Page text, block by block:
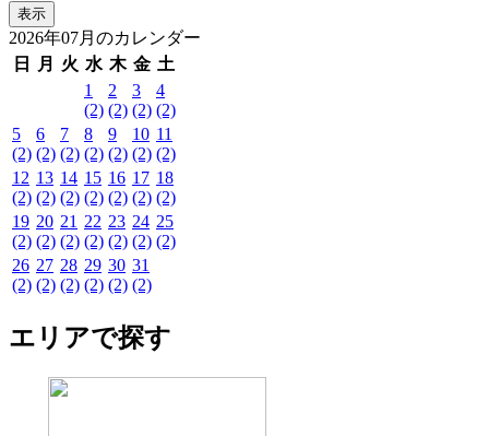
2026年07月のカレンダー
日
月 火 水 木 金 土
1
(2)
2
(2)
3
(2)
4
(2)
5
(2)
6
(2)
7
(2)
8
(2)
9
(2)
10
(2)
11
(2)
12
(2)
13
(2)
14
(2)
15
(2)
16
(2)
17
(2)
18
(2)
19
(2)
20
(2)
21
(2)
22
(2)
23
(2)
24
(2)
25
(2)
26
(2)
27
(2)
28
(2)
29
(2)
30
(2)
31
(2)
エリアで探す